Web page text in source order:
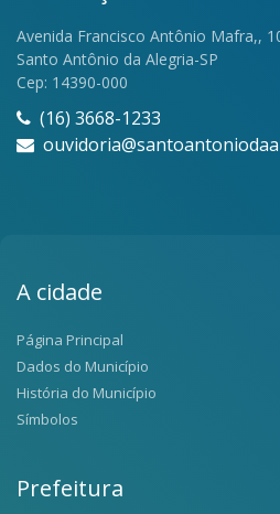
Avenida Francisco Antônio Mafra,,
Santo Antônio da Alegria-SP
Cep: 14390-000
(16) 3668-1233
A cidade
Página Principal
Dados do Município
História do Município
Símbolos
Prefeitura